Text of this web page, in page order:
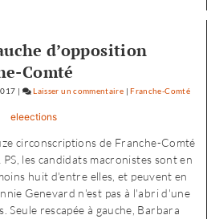
d’opposition
Comté
Laisser un commentaire on
:
«
ma
campagne
n’est
Franche-Comté
circonscriptions de Franche-Comté
les candidats macronistes sont en
huit d'entre elles, et peuvent en
Genevard n'est pas à l'abri d'une
rescapée à gauche, Barbara